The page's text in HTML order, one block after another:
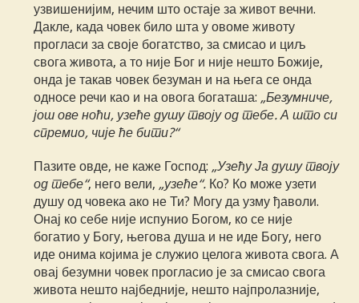
узвишенијим, нечим што остаје за живот вечни.
Дакле, када човек било шта у овоме животу
прогласи за своје богатство, за смисао и циљ
свога живота, а то није Бог и није нешто Божије,
онда је такав човек безуман и на њега се онда
односе речи као и на овога богаташа: „Безумниче,
још ове ноћи, узеће душу твоју од тебе. А што си
спремио, чије ће бити?“
Пазите овде, не каже Господ: „Узећу Ја душу твоју
од тебе“, него вели, „узеће“. Ко? Ко може узети
душу од човека ако не Ти? Могу да узму ђаволи.
Онај ко себе није испунио Богом, ко се није
богатио у Богу, његова душа и не иде Богу, него
иде онима којима је служио целога живота свога. А
овај безумни човек прогласио је за смисао свога
живота нешто најбедније, нешто најпролазније,